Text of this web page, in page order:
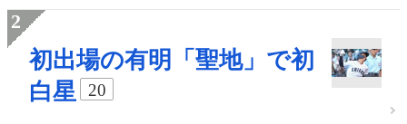
初出場の有明「聖地」で初
白星
20